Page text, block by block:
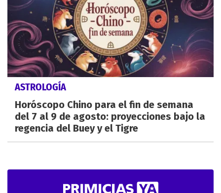
ASTROLOGÍA
Horóscopo Chino para el fin de semana
del 7 al 9 de agosto: proyecciones bajo la
regencia del Buey y el Tigre